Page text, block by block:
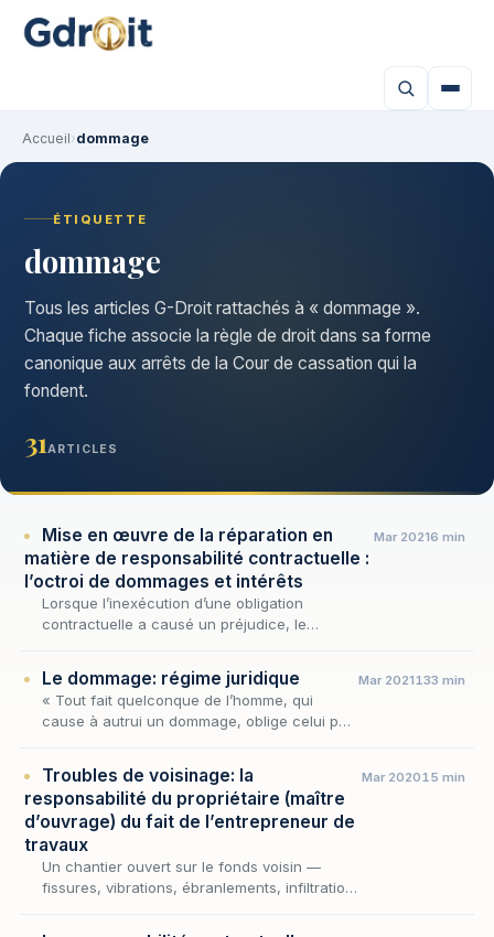
Accueil›dommage
ÉTIQUETTE
dommage
Tous les articles G-Droit rattachés à « dommage ».
Chaque fiche associe la règle de droit dans sa forme
canonique aux arrêts de la Cour de cassation qui la
fondent.
31 ARTICLES
Mise en œuvre de la réparation en
matière de responsabilité contractuelle :
l’octroi de dommages et intérêts
Lorsque l’inexécution d’une obligation
contractuelle a causé un préjudice, le
laquelle prend,…
Mar 20216 min
Le dommage: régime juridique
« Tout fait quelconque de l’homme, qui
cause à autrui un dommage, oblige celui par
Mar 2021133 min
Troubles de voisinage: la
responsabilité du propriétaire (maître
d’ouvrage) du fait de l’entrepreneur de
travaux
Un chantier ouvert sur le fonds voisin —
fissures, vibrations, ébranlements, infiltrations
Mar 202015 min